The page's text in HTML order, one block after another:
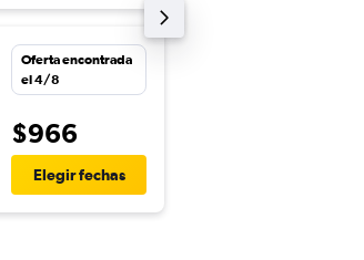
Oferta encontrada
el 4/8
$966
Elegir fechas